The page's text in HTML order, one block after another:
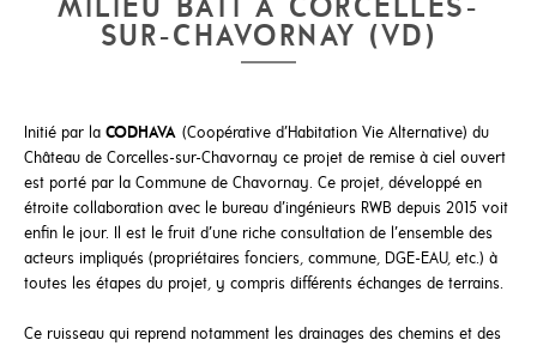
MILIEU BÂTI À CORCELLES-
SUR-CHAVORNAY (VD)
Initié par la CODHAVA (Coopérative d’Habitation Vie Alternative) du
Château de Corcelles-sur-Chavornay ce projet de remise à ciel ouvert
est porté par la Commune de Chavornay. Ce projet, développé en
étroite collaboration avec le bureau d’ingénieurs RWB depuis 2015 voit
enfin le jour. Il est le fruit d’une riche consultation de l’ensemble des
acteurs impliqués (propriétaires fonciers, commune, DGE-EAU, etc.) à
toutes les étapes du projet, y compris différents échanges de terrains.
Ce ruisseau qui reprend notamment les drainages des chemins et des